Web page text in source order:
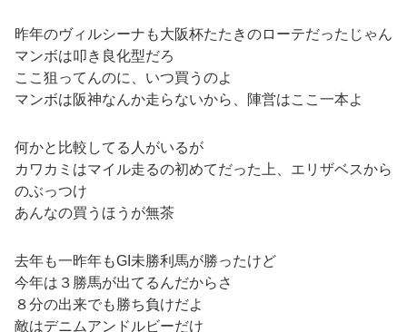
昨年のヴィルシーナも大阪杯たたきのローテだったじゃん
マンボは叩き良化型だろ
ここ狙ってんのに、いつ買うのよ
マンボは阪神なんか走らないから、陣営はここ一本よ
何かと比較してる人がいるが
カワカミはマイル走るの初めてだった上、エリザベスから
のぶっつけ
あんなの買うほうが無茶
去年も一昨年もGI未勝利馬が勝ったけど
今年は３勝馬が出てるんだからさ
８分の出来でも勝ち負けだよ
敵はデニムアンドルビーだけ